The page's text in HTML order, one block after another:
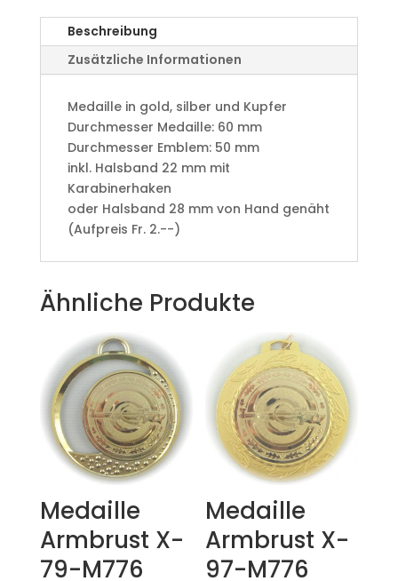
Beschreibung
Zusätzliche Informationen
Medaille in gold, silber und Kupfer
​Durchmesser Medaille: 60 mm
Durchmesser Emblem: 50 mm
​inkl. Halsband 22 mm mit
Karabinerhaken
oder Halsband 28 mm von Hand genäht
(Aufpreis Fr. 2.--)
Ähnliche Produkte
Medaille
Armbrust X-
79-M776
Medaille
Armbrust X-
97-M776